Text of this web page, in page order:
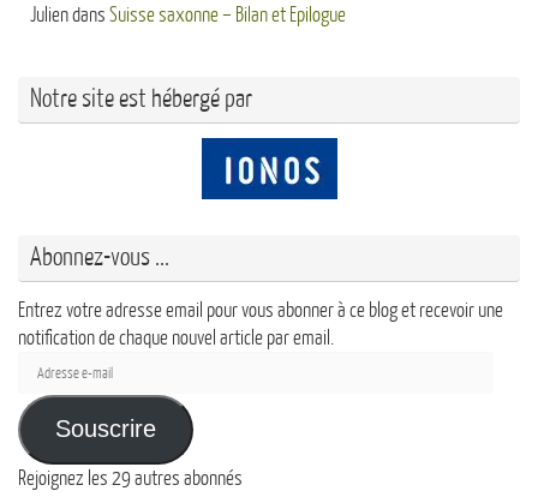
Juliendans Suisse saxonne – Bilan et Epilogue
Notre site est hébergé par
Abonnez-vous ...
Entrez votre adresse email pour vous abonner à ce blog et recevoir une
notification de chaque nouvel article par email.
Adresse
mail
Souscrire
Rejoignez les 29 autres abonnés